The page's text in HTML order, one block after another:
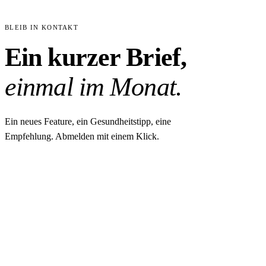
BLEIB IN KONTAKT
Ein kurzer Brief,
einmal im Monat.
Ein neues Feature, ein Gesundheitstipp, eine
Empfehlung. Abmelden mit einem Klick.